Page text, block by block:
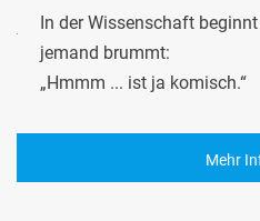
In der Wissenschaft
jemand brummt:
„Hmmm ... ist ja komisch.“
Mehr